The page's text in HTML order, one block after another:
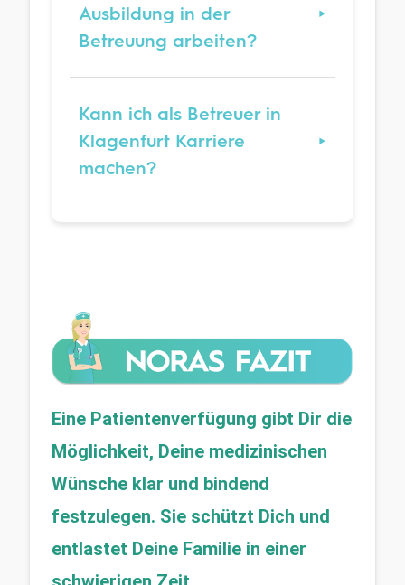
Ausbildung in der
Betreuung arbeiten?
Kann ich als Betreuer in
Klagenfurt Karriere
machen?
Eine Patientenverfügung gibt Dir die
Möglichkeit, Deine medizinischen
Wünsche klar und bindend
festzulegen. Sie schützt Dich und
entlastet Deine Familie in einer